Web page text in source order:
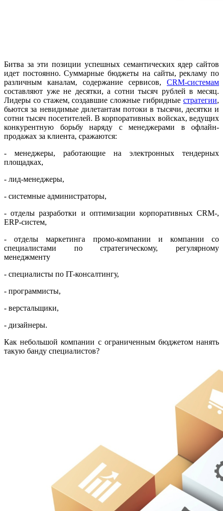
Битва за эти позиции успешных семантических ядер сайтов
идет постоянно. Суммарные бюджеты на сайты, рекламу по
различным ­­каналам, содержание сервисов, CRM-системам
составляют уже не десятки, а сотни тысяч рублей в месяц.
Лидеры со стажем, создавшие сложные гибридные стратегии,
бьются за невидимые дилетантам потоки в тысячи, десятки и
сотни тысяч посетителей. В корпоративных войсках, ведущих
конкурентную борьбу наряду с менеджерами в офлайн-
продажах за клиента, сражаются:
- менеджеры, работающие на электронных тендерных
площадках,
- лид-менеджеры,
- системные администраторы,
- отделы разработки и оптимизации корпоративных СRM-,
ERP-систем,
- отделы маркетинга промо-компании и компании со
специалистами по стратегическому, регулярному
менеджменту
- специалисты по IT-консалтингу,
- программисты,
- верстальщики,
- дизайнеры.
Как небольшой компании с ограниченным бюджетом нанять
такую банду специалистов?